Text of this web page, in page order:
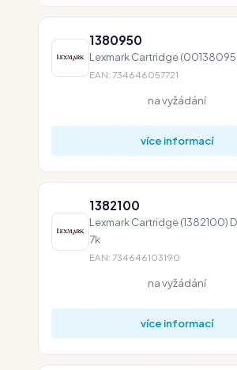
1380950
Lexmark Cartridge
EAN: 734646057721
na vyžádání
více informací
1382100
Lexmark Cartridge (1382100)
7k
EAN: 734646103190
na vyžádání
více informací